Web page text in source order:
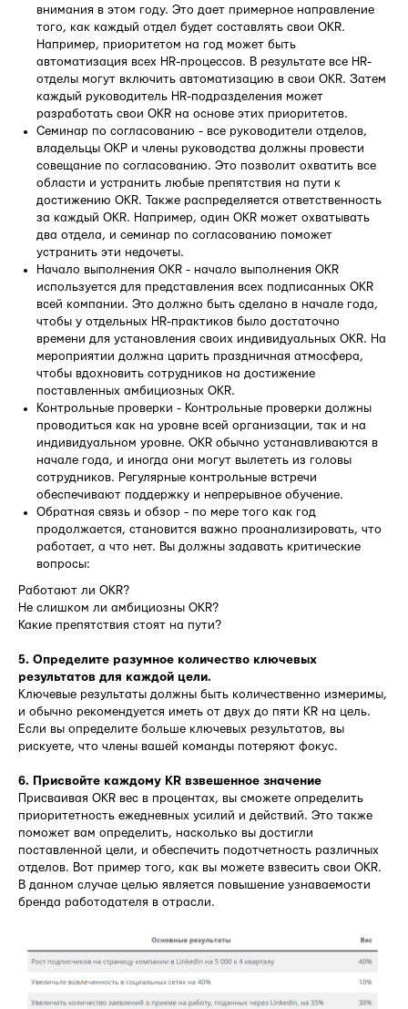
внимания в этом году. Это дает примерное направление
того, как каждый отдел будет составлять свои OKR.
Например, приоритетом на год может быть
автоматизация всех HR-процессов. В результате все HR-
отделы могут включить автоматизацию в свои OKR. Затем
каждый руководитель HR-подразделения может
разработать свои OKR на основе этих приоритетов.
Семинар по согласованию - все руководители отделов,
владельцы ОКР и члены руководства должны провести
совещание по согласованию. Это позволит охватить все
области и устранить любые препятствия на пути к
достижению OKR. Также распределяется ответственность
за каждый OKR. Например, один OKR может охватывать
два отдела, и семинар по согласованию поможет
устранить эти недочеты.
Начало выполнения OKR - начало выполнения OKR
используется для представления всех подписанных OKR
всей компании. Это должно быть сделано в начале года,
чтобы у отдельных HR-практиков было достаточно
времени для установления своих индивидуальных OKR. На
мероприятии должна царить праздничная атмосфера,
чтобы вдохновить сотрудников на достижение
поставленных амбициозных OKR.
Контрольные проверки - Контрольные проверки должны
проводиться как на уровне всей организации, так и на
индивидуальном уровне. OKR обычно устанавливаются в
начале года, и иногда они могут вылететь из головы
сотрудников. Регулярные контрольные встречи
обеспечивают поддержку и непрерывное обучение.
Обратная связь и обзор - по мере того как год
продолжается, становится важно проанализировать, что
работает, а что нет. Вы должны задавать критические
вопросы:
Работают ли OKR?
Не слишком ли амбициозны OKR?
Какие препятствия стоят на пути?
5. Определите разумное количество ключевых
результатов для каждой цели.
Ключевые результаты должны быть количественно измеримы,
и обычно рекомендуется иметь от двух до пяти KR на цель.
Если вы определите больше ключевых результатов, вы
рискуете, что члены вашей команды потеряют фокус.
6. Присвойте каждому KR взвешенное значение
Присваивая OKR вес в процентах, вы сможете определить
приоритетность ежедневных усилий и действий. Это также
поможет вам определить, насколько вы достигли
поставленной цели, и обеспечить подотчетность различных
отделов. Вот пример того, как вы можете взвесить свои OKR.
В данном случае целью является повышение узнаваемости
бренда работодателя в отрасли.